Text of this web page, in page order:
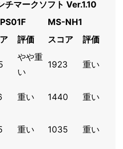
チマークソフト Ver.1.10
MS-NH1
評価 スコア
評価
やや重
い
1923 重い
重い 1440 重い
重い 1035 重い